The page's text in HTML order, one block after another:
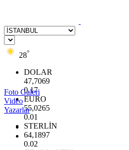
28°
DOLAR
47,7069
0.17
EURO
55,0265
0.01
STERLİN
64,1897
0.02
Foto Galeri
Video
Yazarlar